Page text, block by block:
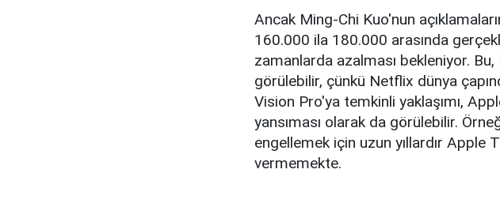
Ancak Ming-Chi Kuo'nun
160.000 ila 180.000 arasında
zamanlarda azalması bekleniyor.
görülebilir, çünkü Netflix dünya
Vision Pro'ya temkinli yaklaşımı,
yansıması olarak da görülebilir.
engellemek için uzun yıllardır Apple
vermemekte.